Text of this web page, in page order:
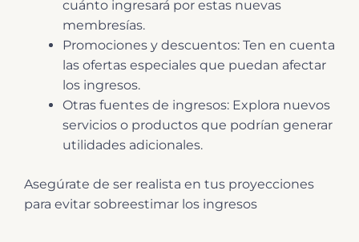
cuánto ingresará por estas nuevas
membresías.
Promociones y descuentos: Ten en cuenta
las ofertas especiales que puedan afectar
los ingresos.
Otras fuentes de ingresos: Explora nuevos
servicios o productos que podrían generar
utilidades adicionales.
Asegúrate de ser realista en tus proyecciones
para evitar sobreestimar los ingresos